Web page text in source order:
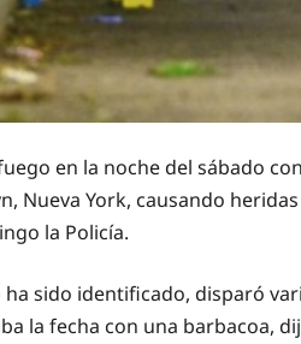
en la noche del sábado
Nueva York, causando
la Policía.
sido identificado, disparó
la fecha con una barbacoa,